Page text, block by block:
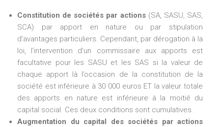
Constitution de sociétés par actions(SA, SASU, SAS,
SCA) par apport en nature ou par stipulation
d’avantages particuliers. Cependant, par dérogation à la
loi, l’intervention d’un commissaire aux apports est
facultative pour les SASU et les SAS si la valeur de
chaque apport là l’occasion de la constitution de la
société est inférieure à 30 000 euros ET la valeur totale
des apports en nature est inférieure à la moitié du
capital social. Ces deux conditions sont cumulatives.
Augmentation du capital des sociétés par actions